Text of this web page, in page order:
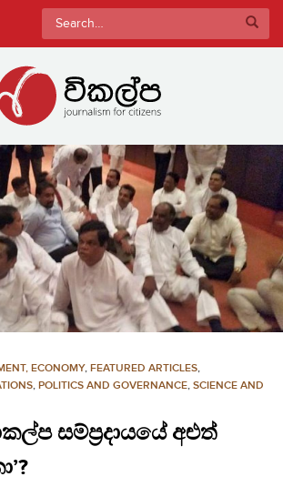
Search
for:
ECONOMY, FEATURED ARTICLES,
, POLITICS AND GOVERNANCE, SCIENCE AND
සම්ප‍්‍රදායයේ අළුත්